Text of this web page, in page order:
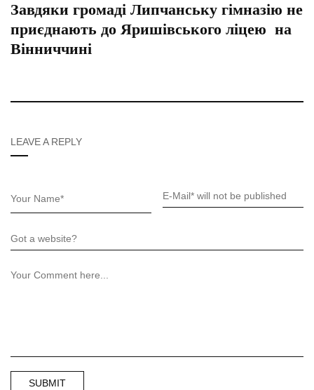
Завдяки громаді Липчанську гімназію не
приєднають до Яришівського ліцею на
Вінниччині
LEAVE A REPLY